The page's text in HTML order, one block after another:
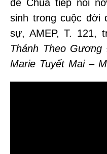
để Chúa tiếp nối
sinh trong cuộc đời
sự, AMEP, T. 121,
Thánh Theo
Marie Tuyết Mai –